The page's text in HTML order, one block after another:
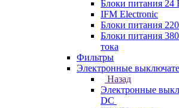
Блоки питания 24
IFM Electronic
Блоки питания
Блоки питания
тока
Фильтры
Электронные
Назад
Электронные
DC